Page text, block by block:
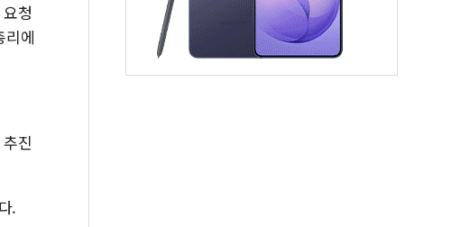
청
리에
진
.